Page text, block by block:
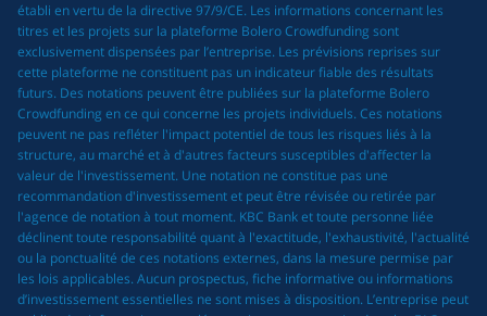
établi en vertu de la directive 97/9/CE. Les informations concernant les
titres et les projets sur la plateforme Bolero Crowdfunding sont
exclusivement dispensées par l’entreprise. Les prévisions reprises sur
cette plateforme ne constituent pas un indicateur fiable des résultats
futurs. Des notations peuvent être publiées sur la plateforme Bolero
Crowdfunding en ce qui concerne les projets individuels. Ces notations
peuvent ne pas refléter l'impact potentiel de tous les risques liés à la
structure, au marché et à d'autres facteurs susceptibles d'affecter la
valeur de l'investissement. Une notation ne constitue pas une
recommandation d'investissement et peut être révisée ou retirée par
l'agence de notation à tout moment. KBC Bank et toute personne liée
déclinent toute responsabilité quant à l'exactitude, l'exhaustivité, l'actualité
ou la ponctualité de ces notations externes, dans la mesure permise par
les lois applicables. Aucun prospectus, fiche informative ou informations
d’investissement essentielles ne sont mises à disposition. L’entreprise peut